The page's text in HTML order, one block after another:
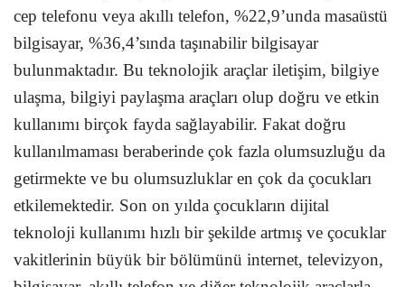
cep telefonu veya akıllı telefon, %22,9’unda masaüstü
bilgisayar, %36,4’sında taşınabilir bilgisayar
bulunmaktadır. Bu teknolojik araçlar iletişim, bilgiye
ulaşma, bilgiyi paylaşma araçları olup doğru ve etkin
kullanımı birçok fayda sağlayabilir. Fakat doğru
kullanılmaması beraberinde çok fazla olumsuzluğu da
getirmekte ve bu olumsuzluklar en çok da çocukları
etkilemektedir. Son on yılda çocukların dijital
teknoloji kullanımı hızlı bir şekilde artmış ve çocuklar
vakitlerinin büyük bir bölümünü internet, televizyon,